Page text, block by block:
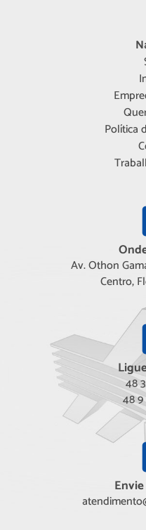
Política
Av. Othon
Centro,
48
48 9